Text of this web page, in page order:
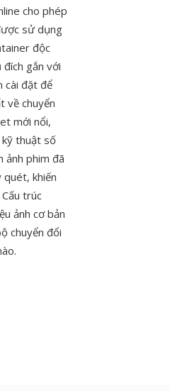
cho phép
sử dụng
độc
gắn với
cài đặt để
về chuyển
mới nổi,
kỹ thuật số
ảnh phim đã
khiến
trúc
ảnh cơ bản
chuyển đổi